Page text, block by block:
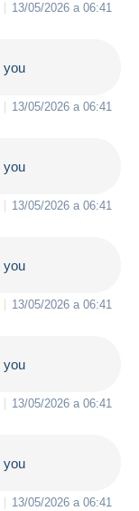
13/05/2026 a 06:41
you
13/05/2026 a 06:41
you
13/05/2026 a 06:41
you
13/05/2026 a 06:41
you
13/05/2026 a 06:41
you
13/05/2026 a 06:41